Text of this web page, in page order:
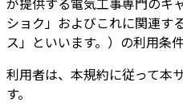
が提供する電気工事専門のキ
ショク」およびこれに関連す
ス」といいます。）の利用条
利用者は、本規約に従って本
す。